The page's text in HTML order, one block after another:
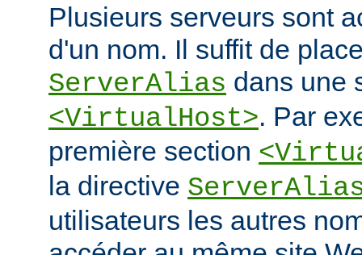
Plusieurs serveurs sont
d'un nom. Il suffit de
ServerAlias dans une
<VirtualHost>. Par
première section
la directive
utilisateurs les autres